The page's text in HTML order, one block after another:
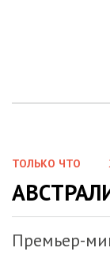
ТОЛЬКО ЧТО
Премьер-